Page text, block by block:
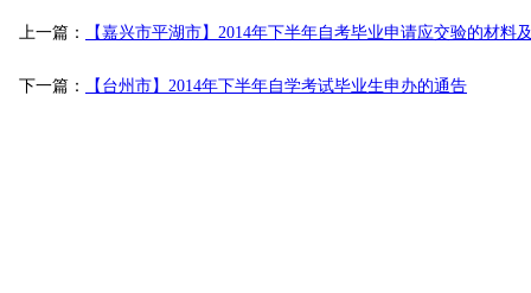
上一篇： 【嘉兴市平湖市】2014年下半年自考毕业申请应交验的材料
下一篇： 【台州市】2014年下半年自学考试毕业生申办的通告